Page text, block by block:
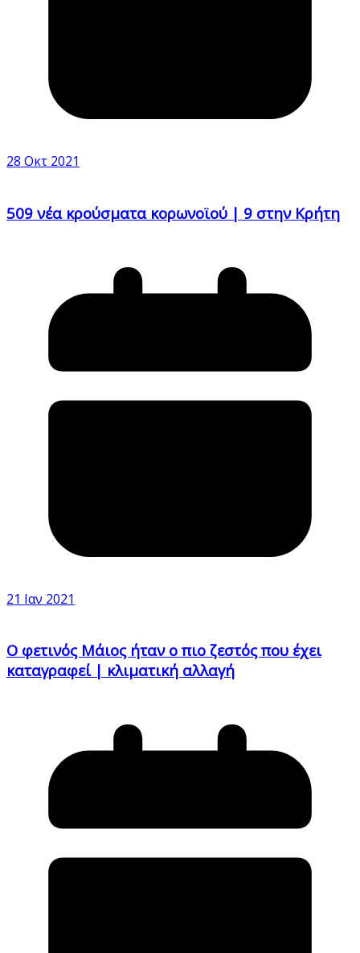
28 Οκτ 2021
509 νέα κρούσματα κορωνοϊού | 9 στην Κρήτη
21 Ιαν 2021
Ο φετινός Μάιος ήταν ο πιο ζεστός που έχει
καταγραφεί | κλιματική αλλαγή